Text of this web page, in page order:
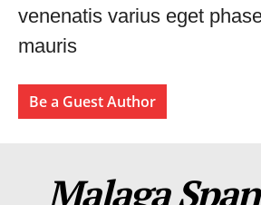
venenatis varius eget
mauris
Be a Guest Author
Malaga